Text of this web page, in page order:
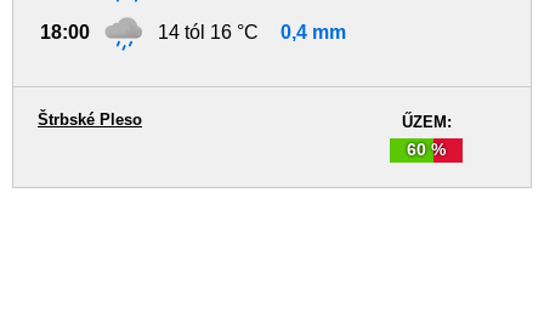
18:00 14 tól 16 °C 0,4 mm
ŰZEM:
60 %
Štrbské Pleso